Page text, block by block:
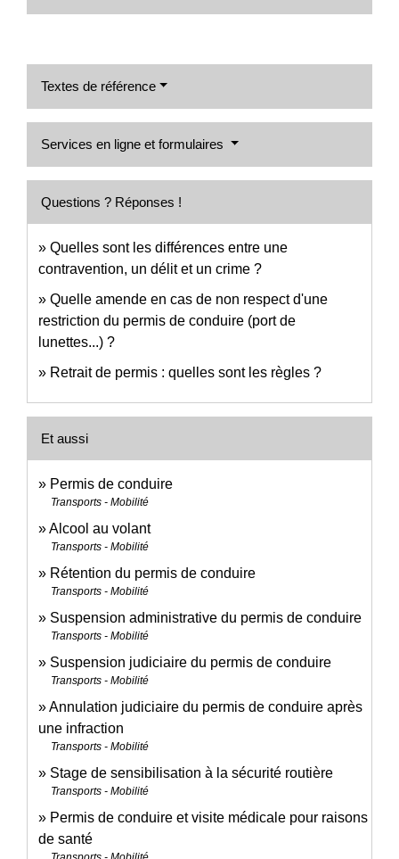
Textes de référence
Services en ligne et formulaires
Questions ? Réponses !
Quelles sont les différences entre une
contravention, un délit et un crime ?
Quelle amende en cas de non respect d'une
restriction du permis de conduire (port de
lunettes...) ?
Retrait de permis : quelles sont les règles ?
Et aussi
Permis de conduire
Transports - Mobilité
Alcool au volant
Transports - Mobilité
Rétention du permis de conduire
Transports - Mobilité
Suspension administrative du permis de conduire
Transports - Mobilité
Suspension judiciaire du permis de conduire
Transports - Mobilité
Annulation judiciaire du permis de conduire après
une infraction
Transports - Mobilité
Stage de sensibilisation à la sécurité routière
Transports - Mobilité
Permis de conduire et visite médicale pour raisons
de santé